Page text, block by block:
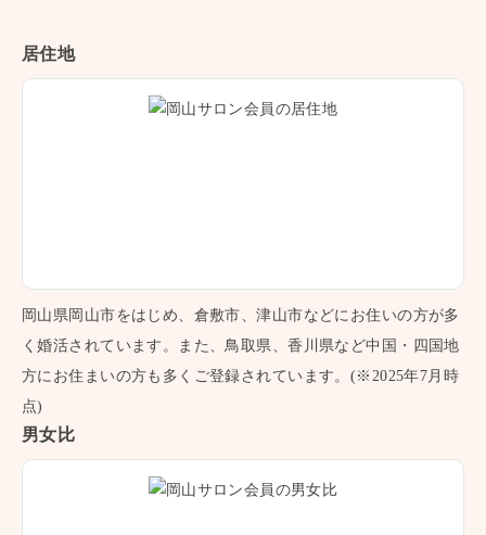
居住地
岡山県岡山市をはじめ、倉敷市、津山市などにお住いの方が多
く婚活されています。また、鳥取県、香川県など中国・四国地
方にお住まいの方も多くご登録されています。(※2025年7月時
点)
男女比